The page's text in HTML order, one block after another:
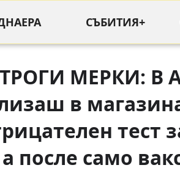
СЪБИТИЯ+
МЕРКИ: В
в
тест
а после само